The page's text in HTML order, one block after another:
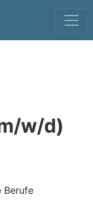
w/d)
Berufe